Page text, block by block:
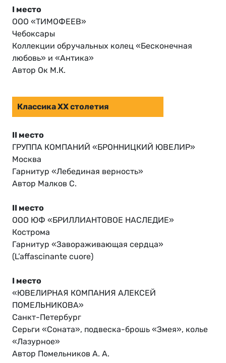
I место
ООО «ТИМОФЕЕВ»
Чебоксары
Коллекции обручальных колец «Бесконечная
любовь» и «Антика»
Автор Ок М.К.
Классика ХХ столетия
II место
ГРУППА КОМПАНИЙ «БРОННИЦКИЙ ЮВЕЛИР»
Москва
Гарнитур «Лебединая верность»
Автор Малков С.
II место
ООО ЮФ «БРИЛЛИАНТОВОЕ НАСЛЕДИЕ»
Кострома
Гарнитур «Завораживающая сердца»
(L’affascinante cuore)
I место
«ЮВЕЛИРНАЯ КОМПАНИЯ АЛЕКСЕЙ
ПОМЕЛЬНИКОВА»
Санкт-Петербург
Серьги «Соната», подвеска-брошь «Змея», колье
«Лазурное»
Автор Помельников А. А.